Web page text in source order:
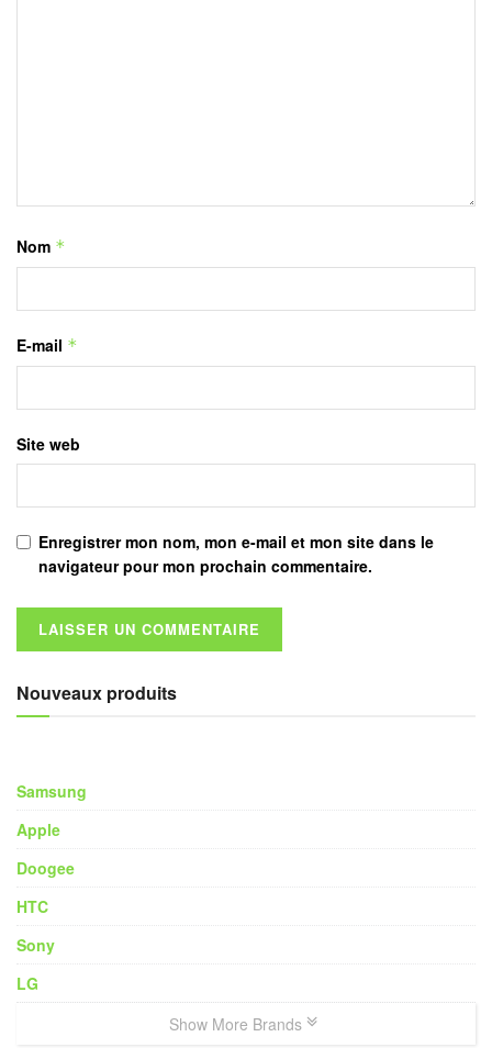
Nom *
E-mail *
Site web
Enregistrer mon nom, mon e-mail et mon site dans le
navigateur pour mon prochain commentaire.
Nouveaux produits
Samsung
Apple
Doogee
HTC
Sony
LG
Show More Brands